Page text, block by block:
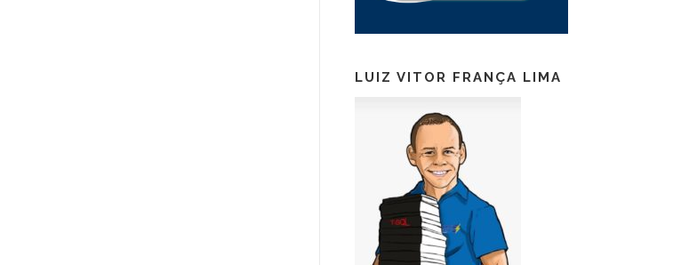
LUIZ VITOR FRANÇA LIMA